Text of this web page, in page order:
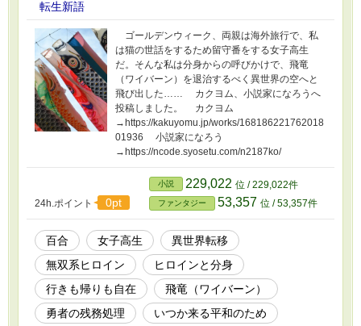
転生新語
ゴールデンウィーク、両親は海外旅行で、私
は猫の世話をするため留守番をする女子高生
だ。そんな私は分身からの呼びかけで、飛竜
（ワイバーン）を退治するべく異世界の空へと
飛び出した…… カクヨム、小説家になろうへ
投稿しました。 カクヨム
→https://kakuyomu.jp/works/168186221762018
01936 小説家になろう
→https://ncode.syosetu.com/n2187ko/
24h.ポイント 0pt
小説 229,022 位 / 229,022件
ファンタジー 53,357 位 / 53,357件
百合 女子高生
異世界転移
無双系ヒロイン
ヒロインと分身
行きも帰りも自在
飛竜（ワイバーン）
勇者の残務処理
いつか来る平和のため